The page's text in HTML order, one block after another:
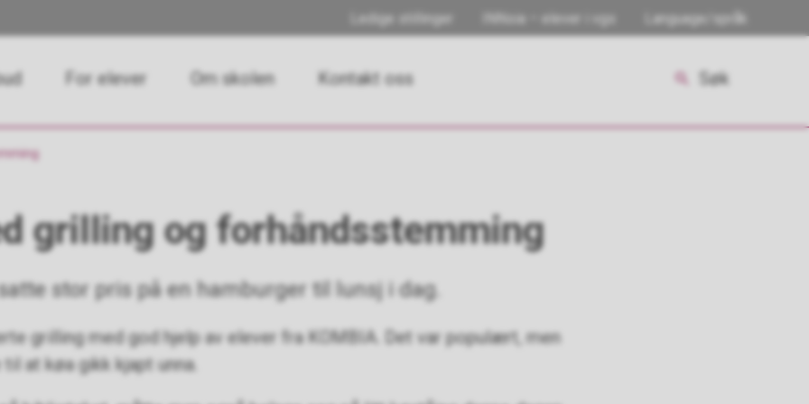
Ledige stillinger INNsia – elever i vgs Language/språk
For elever Om skolen Kontakt oss Søk
grilling og forhåndsstemming
stor pris på en hamburger til lunsj i dag.
grilling med god hjelp av elever fra KOMBIA. Det var populært, men
at køa gikk kjapt unna.